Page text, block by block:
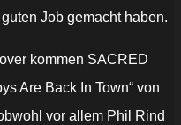
Job gemacht haben.
kommen SACRED
Are Back In Town“ von
vor allem Phil Rind